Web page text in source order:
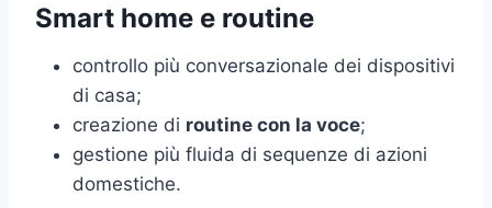
Smart home e routine
controllo più conversazionale dei dispositivi
di casa;
creazione di routine con la voce;
gestione più fluida di sequenze di azioni
domestiche.